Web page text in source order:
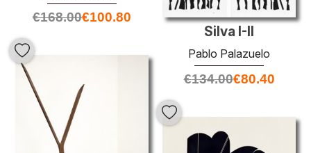
€168.00€100.80
Silva I-II
Pablo Palazuelo
€134.00€80.40